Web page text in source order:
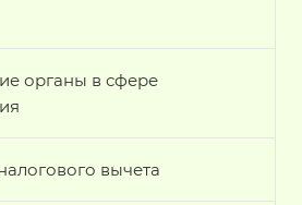
органы в сфере
вычета